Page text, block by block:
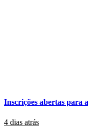
Inscrições abertas para
4 dias atrás